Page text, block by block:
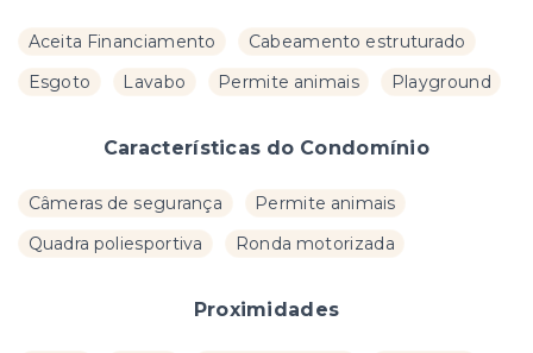
Aceita Financiamento
Cabeamento estruturado
Esgoto
Lavabo Permite animais Playground
Características do Condomínio
Câmeras de segurança
Permite animais
Quadra poliesportiva
Ronda motorizada
Proximidades